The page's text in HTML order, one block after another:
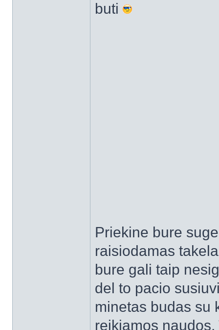
buti
Priekine bure
raisiodamas
bure gali taip
del to pacio
minetas budas su
reikiamos